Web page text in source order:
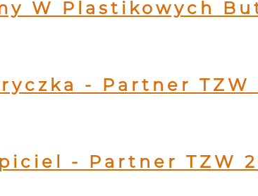
W Plastikowych
- Partner TZW
- Partner TZW